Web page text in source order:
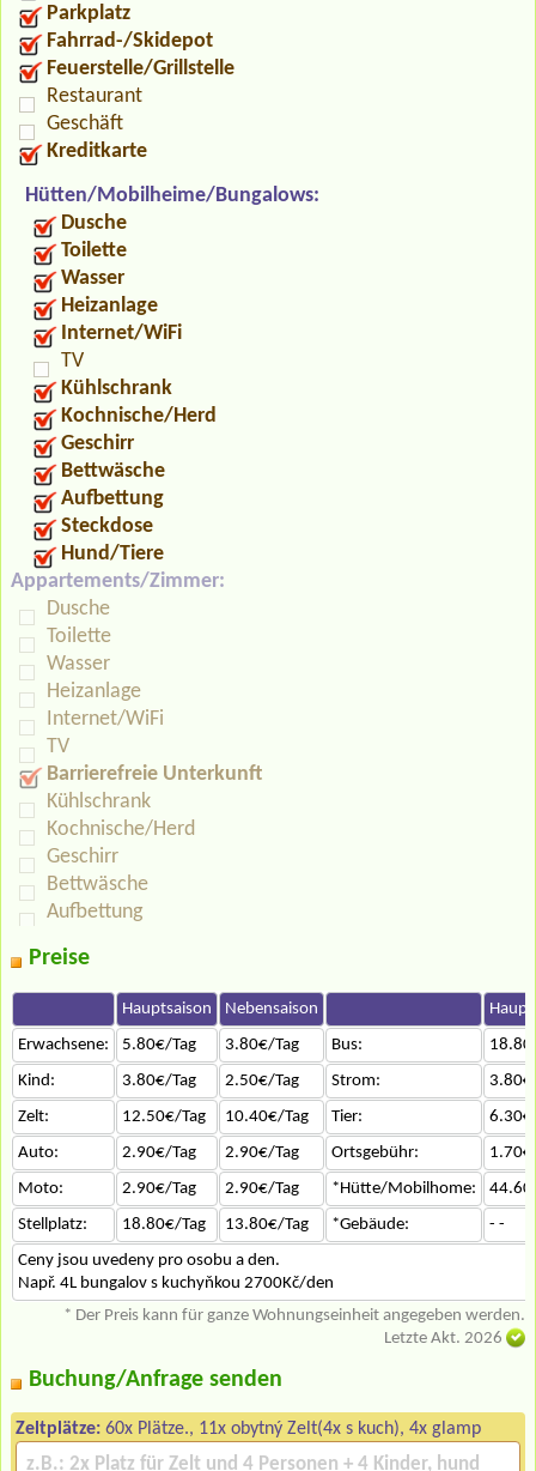
Parkplatz
Fahrrad-/Skidepot
Feuerstelle/Grillstelle
Restaurant
Geschäft
Kreditkarte
Hütten/Mobilheime/Bungalows:
Dusche
Toilette
Wasser
Heizanlage
Internet/WiFi
TV
Kühlschrank
Kochnische/Herd
Geschirr
Bettwäsche
Aufbettung
Steckdose
Hund/Tiere
Appartements/Zimmer:
Dusche
Toilette
Wasser
Heizanlage
Internet/WiFi
TV
Barrierefreie Unterkunft
Kühlschrank
Kochnische/Herd
Geschirr
Bettwäsche
Aufbettung
Preise
Hauptsaison Nebensaison
Erwachsene:
5.80€/Tag 3.80€/Tag Bus:
Kind:
3.80€/Tag 2.50€/Tag Strom:
Zelt:
12.50€/Tag 10.40€/Tag Tier:
Auto:
2.90€/Tag 2.90€/Tag Ortsgebühr:
Moto:
2.90€/Tag 2.90€/Tag *Hütte/Mobilhome:
Stellplatz:
18.80€/Tag 13.80€/Tag *Gebäude:
- -
Ceny jsou uvedeny pro osobu a den.
Např. 4L bungalov s kuchyňkou 2700Kč/den
* Der Preis kann für ganze Wohnungseinheit angegeben werden.
Letzte Akt. 2026
Buchung/Anfrage senden
Zeltplätze: 60x Plätze., 11x obytný Zelt(4x s kuch), 4x glamp